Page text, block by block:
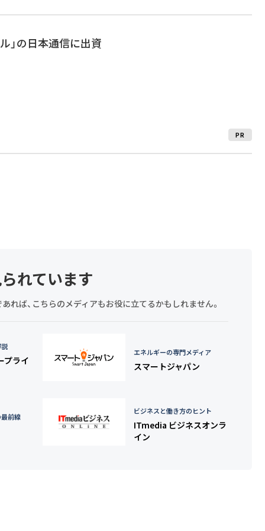
」の日本通信に出資
PR
れています
れば、こちらのメディアもお役に立てるかもしれません。
プライ
エネルギーの専門メディア
スマートジャパン
前線
ビジネスと働き方のヒント
ITmedia ビジネスオンラ
イン